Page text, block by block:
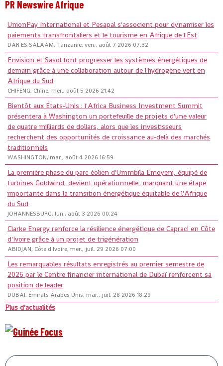
PR Newswire Afrique
UnionPay International et Pesapal s'associent pour dynamiser les
paiements transfrontaliers et le tourisme en Afrique de l'Est
DAR ES SALAAM, Tanzanie, ven., août 7 2026 07:32
Envision et Sasol font progresser les systèmes énergétiques de
demain grâce à une collaboration autour de l'hydrogène vert en
Afrique du Sud
CHIFENG, Chine, mer., août 5 2026 21:42
Bientôt aux États-Unis : l'Africa Business Investment Summit
présentera à Washington un portefeuille de projets d'une valeur
de quatre milliards de dollars, alors que les investisseurs
recherchent des opportunités de croissance au-delà des marchés
traditionnels
WASHINGTON, mar., août 4 2026 16:59
La première phase du parc éolien d'Ummbila Emoyeni, équipé de
turbines Goldwind, devient opérationnelle, marquant une étape
importante dans la transition énergétique équitable de l'Afrique
du Sud
JOHANNESBURG, lun., août 3 2026 00:24
Clarke Energy renforce la résilience énergétique de Capraci en Côte
d'Ivoire grâce à un projet de trigénération
ABIDJAN, Côte d'Ivoire, mer., juil. 29 2026 07:00
Les remarquables résultats enregistrés au premier semestre de
2026 par le Centre financier international de Dubaï renforcent sa
position de leader
DUBAÏ, Émirats Arabes Unis, mar., juil. 28 2026 18:29
Plus d'actualités